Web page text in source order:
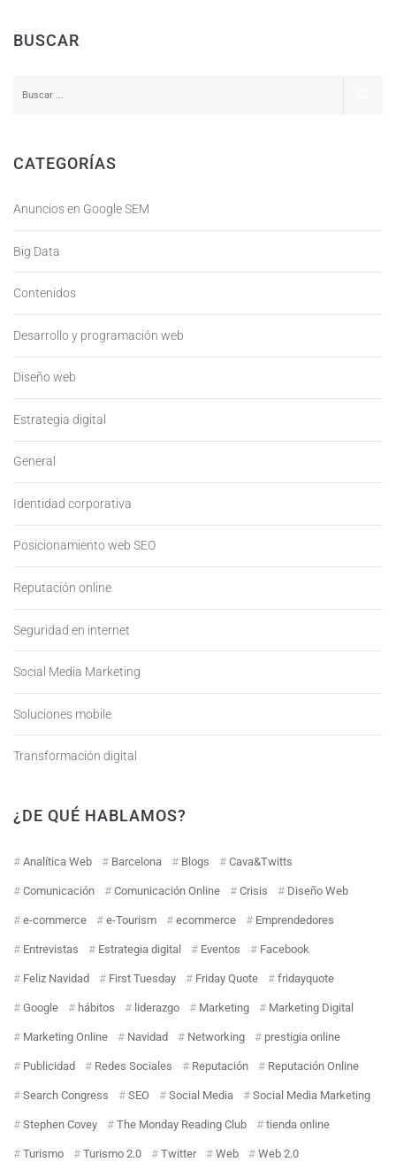
BUSCAR
CATEGORÍAS
Anuncios en Google SEM
Big Data
Contenidos
Desarrollo y programación web
Diseño web
Estrategia digital
General
Identidad corporativa
Posicionamiento web SEO
Reputación online
Seguridad en internet
Social Media Marketing
Soluciones mobile
Transformación digital
¿DE QUÉ HABLAMOS?
Analítica Web Barcelona Blogs Cava&Twitts
Comunicación Comunicación Online Crisis Diseño Web
e-commerce e-Tourism ecommerce Emprendedores
Entrevistas Estrategia digital Eventos Facebook
Feliz Navidad First Tuesday Friday Quote fridayquote
Google hábitos liderazgo Marketing Marketing Digital
Marketing Online Navidad Networking prestigia online
Publicidad Redes Sociales Reputación Reputación Online
Search Congress SEO Social Media Social Media Marketing
Stephen Covey The Monday Reading Club tienda online
Turismo Turismo 2.0 Twitter Web Web 2.0